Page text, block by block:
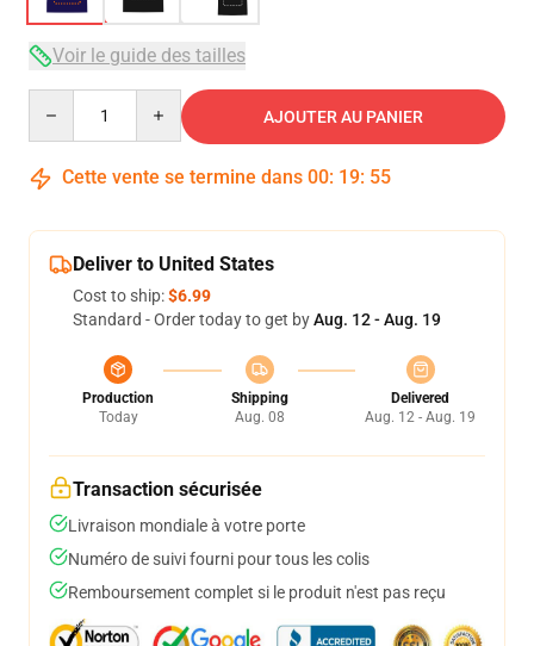
Voir le guide des tailles
AJOUTER AU PANIER
Cette vente se termine dans 00: 19: 54
Deliver to United States
Cost to ship:$6.99
Standard - Order today to get byAug. 12 - Aug. 19
Production
Today
Shipping
Aug. 08
Delivered
Aug. 12 - Aug. 19
Transaction sécurisée
Livraison mondiale à votre porte
Numéro de suivi fourni pour tous les colis
Remboursement complet si le produit n'est pas reçu